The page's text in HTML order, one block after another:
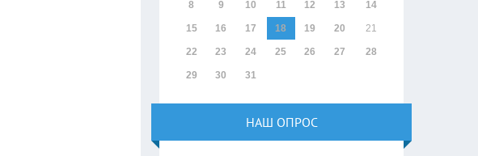
8 9 10 11 12 13 14
15 16 17 18 19 20 21
22 23 24 25 26 27 28
29 30 31
НАШ ОПРОС